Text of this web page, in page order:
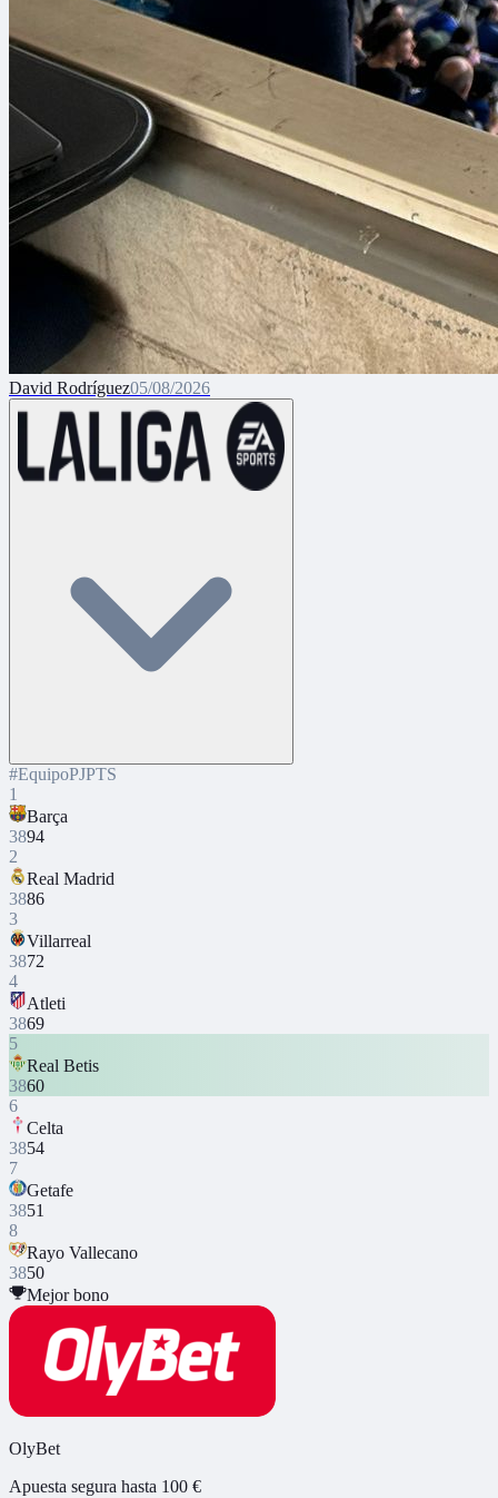
David Rodríguez05/08/2026
#EquipoPJPTS
1
Barça
3894
2
Real Madrid
3886
3
Villarreal
3872
4
Atleti
3869
5
Real Betis
3860
6
Celta
3854
7
Getafe
3851
8
Rayo Vallecano
3850
Mejor bono
OlyBet
Apuesta segura hasta 100 €